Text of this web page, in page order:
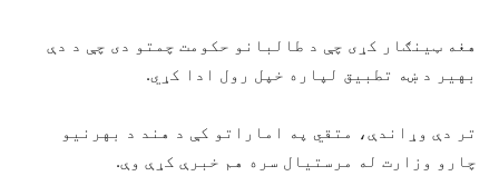
هغه ټینګار کړی چې د طالبانو حکومت چمتو دی چې د دې
بهیر د ښه تطبیق لپاره خپل رول ادا کړي.
تر دې وړاندې، متقي په اماراتو کې د هند د بهرنیو
چارو وزارت له مرستیال سره هم خبرې کړې وې.